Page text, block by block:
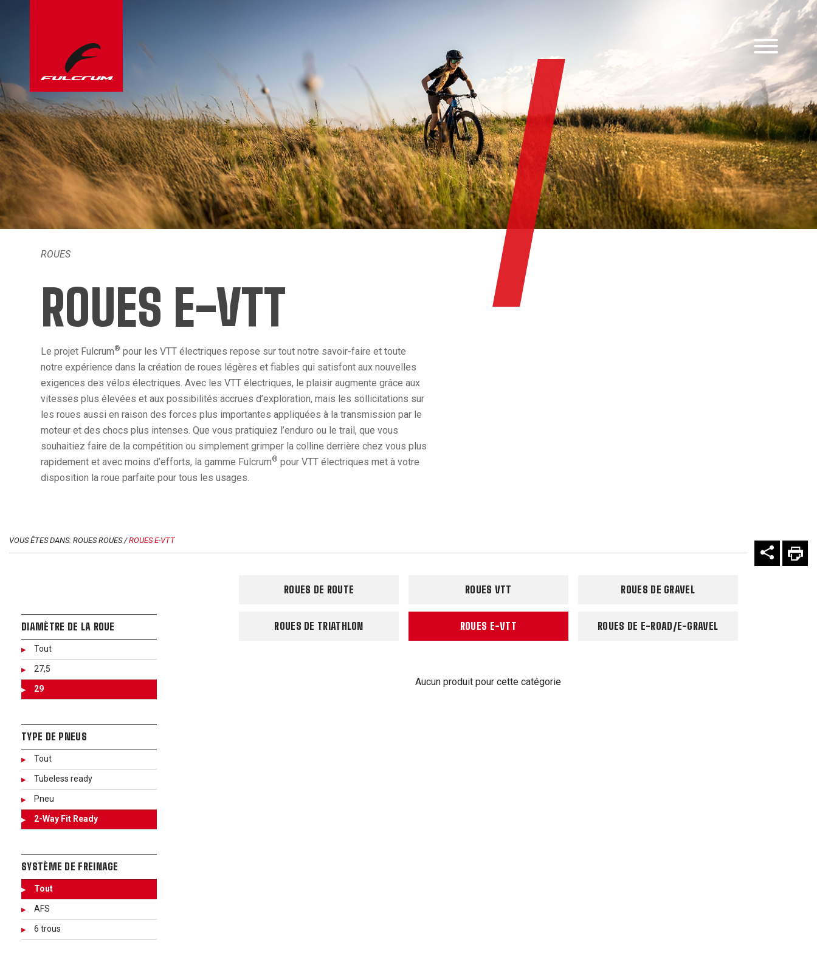
ROUES
ROUES E-VTT
Le projet Fulcrum® pour les VTT électriques repose sur tout notre savoir-faire et toute
notre expérience dans la création de roues légères et fiables qui satisfont aux nouvelles
exigences des vélos électriques. Avec les VTT électriques, le plaisir augmente grâce aux
vitesses plus élevées et aux possibilités accrues d’exploration, mais les sollicitations sur
les roues aussi en raison des forces plus importantes appliquées à la transmission par le
moteur et des chocs plus intenses. Que vous pratiquiez l’enduro ou le trail, que vous
souhaitiez faire de la compétition ou simplement grimper la colline derrière chez vous plus
rapidement et avec moins d’efforts, la gamme Fulcrum® pour VTT électriques met à votre
disposition la roue parfaite pour tous les usages.
VOUS ÊTES DANS: ROUES ROUES /ROUES E-VTT
DIAMÈTRE DE LA ROUE
Tout
27,5
29
TYPE DE PNEUS
Tout
Tubeless ready
Pneu
2-Way Fit Ready
SYSTÈME DE FREINAGE
Tout
AFS
6 trous
ROUES DE ROUTE ROUES VTT ROUES DE GRAVEL
ROUES DE TRIATHLON ROUES E-VTT ROUES DE E-ROAD/E-GRAVEL
Aucun produit pour cette catégorie